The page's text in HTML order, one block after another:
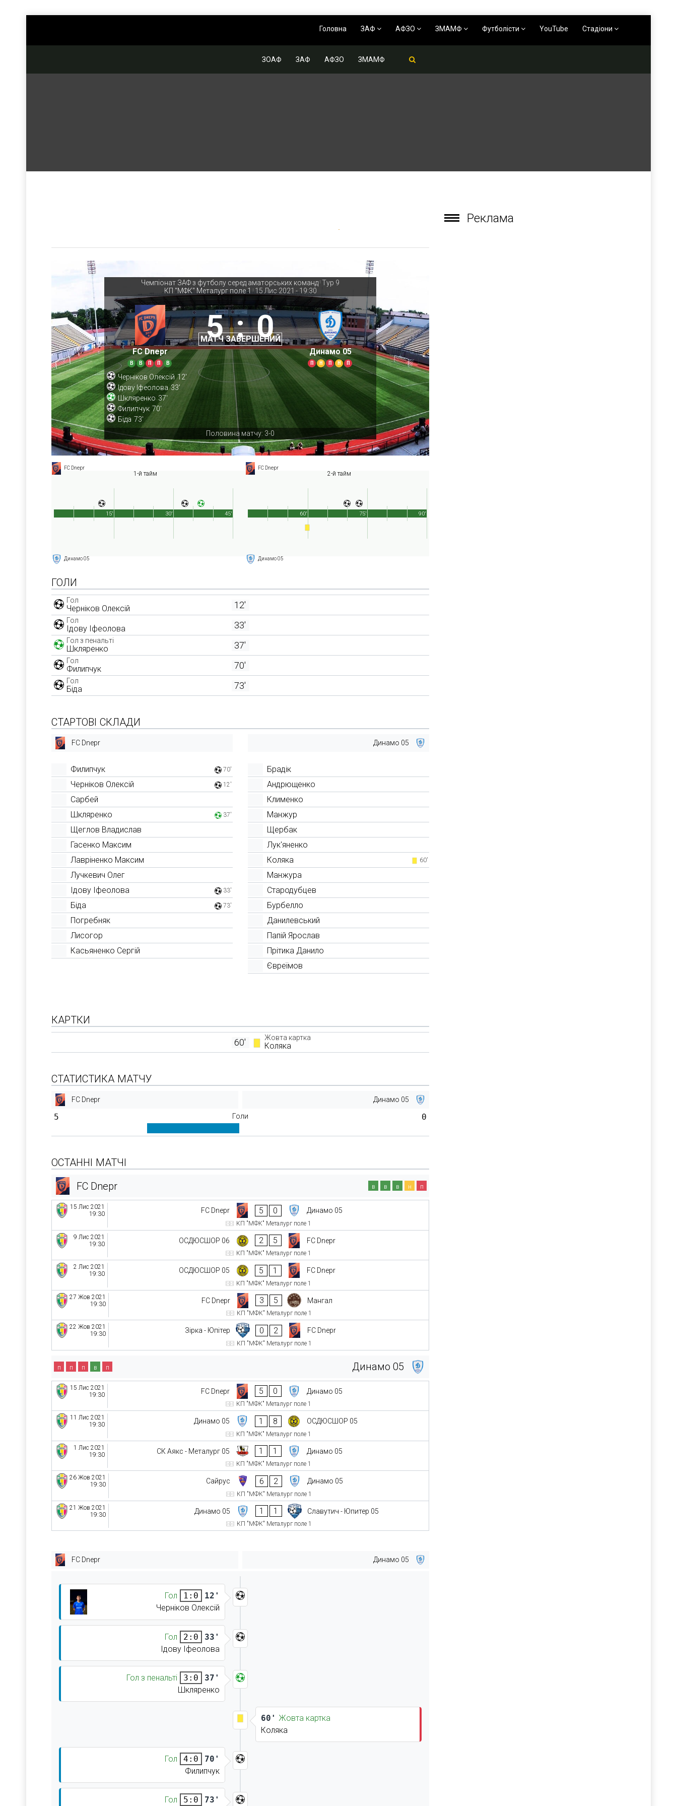
Головна ЗАФ АФЗО ЗМАМФ Футболісти YouTube Стадіони
ЗОАФ ЗАФ АФЗО ЗМАМФ
Чемпіонат ЗАФ з футболу серед аматорських команд | Тур 9
КП "МФК" Металург поле 1
| 15 Лис 2021 - 19:30
FC Dnepr
В В П П В
5 : 0
МАТЧ ЗАВЕРШЕНИЙ
Динамо 05
П Н П Н П
Черніков Олексій 12'
Ідову Іфеолова 33'
Шкляренко 37'
Филипчук 70'
Біда 73'
Половина матчу: 3-0
FC Dnepr
1-й тайм
Динамо 05
45'
15' 30'
FC Dnepr
2-й тайм
Динамо 05
90'
60' 75'
ГОЛИ
Гол
Черніков Олексій 12'
Гол
Ідову Іфеолова 33'
Гол з пенальті
Шкляренко 37'
Гол
Филипчук 70'
Гол
Біда 73'
СТАРТОВІ СКЛАДИ
FC Dnepr
Филипчук 70'
Черніков Олексій 12'
Сарбей
Шкляренко
37'
Щеглов Владислав
Гасенко Максим
Лавріненко Максим
Лучкевич Олег
Ідову Іфеолова
33'
Біда 73'
Погребняк
Лисогор
Касьяненко Сергій
Динамо 05
Брадік
Андрющенко
Клименко
Манжур
Щербак
Лук'яненко
Коляка
60'
Манжура
Стародубцев
Бурбелло
Данилевський
Папій Ярослав
Прітика Данило
Євреїмов
КАРТКИ
60' Жовта картка
Коляка
СТАТИСТИКА МАТЧУ
FC Dnepr Динамо 05
5 Голи 0
ОСТАННІ МАТЧІ
FC Dnepr
в в в н п
15 Лис 2021
19:30
FC Dnepr 5 0 Динамо 05
КП "МФК" Металург поле 1
9 Лис 2021
19:30
ОСДЮСШОР 06 2 5 FC Dnepr
КП "МФК" Металург поле 1
2 Лис 2021
19:30
ОСДЮСШОР 05 5 1 FC Dnepr
КП "МФК" Металург поле 1
27 Жов 2021
19:30
FC Dnepr 3 5 Мангал
КП "МФК" Металург поле 1
22 Жов 2021
19:30
Зірка - Юпітер 0 2 FC Dnepr
КП "МФК" Металург поле 1
Динамо 05
п п п в п
15 Лис 2021
19:30
FC Dnepr 5 0 Динамо 05
КП "МФК" Металург поле 1
11 Лис 2021
19:30
Динамо 05 1 8 ОСДЮСШОР 05
КП "МФК" Металург поле 1
1 Лис 2021
19:30
СК Аякс - Металург 05 1 1 Динамо 05
КП "МФК" Металург поле 1
26 Жов 2021
19:30
Сайрус 6 2 Динамо 05
КП "МФК" Металург поле 1
21 Жов 2021
19:30
Динамо 05 1 1 Славутич - Юпитер 05
КП "МФК" Металург поле 1
FC Dnepr Динамо 05
Гол 1:0
12'
Черніков Олексій
Гол 2:0
33'
Ідову Іфеолова
Гол з пенальті 3:0
37'
Шкляренко
60' Жовта картка
Коляка
Гол 4:0
70'
Филипчук
Гол 5:0 73'
Реклама